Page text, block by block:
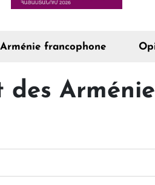
Arménie francophone
des